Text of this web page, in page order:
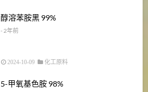
醇溶苯胺黑 99%
- 2年前
2024-10-09 化工原料
5-甲氧基色胺 98%